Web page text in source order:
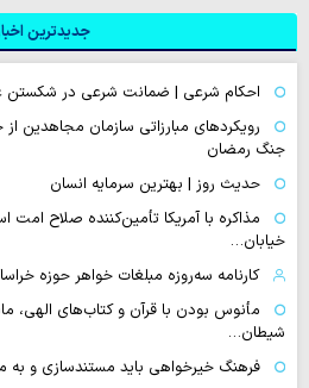
جدیدترین
احکام شرعی | ضمانت شرعی در شکستن
رویکردهای مبارزاتی سازمان مجاهدین
جنگ رمضان
حدیث روز | بهترین سرمایه انسان
مذاکره با آمریکا تأمین‌کننده صلاح
خیابان…
کارنامه سه‌روزه مبلغات خواهر حوزه
مأنوس بودن با قرآن و کتاب‌های الهی،
شیطان…
فرهنگ خیرخواهی باید مستندسازی و به